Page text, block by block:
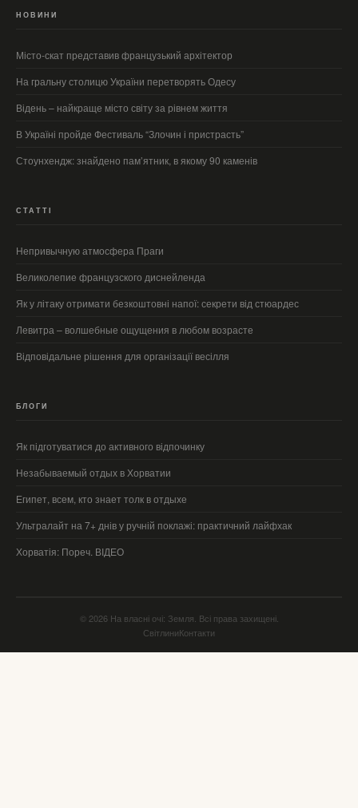
НОВИНИ
Місто-скат представив французький архітектор
На гральну столицю України перетворять Одесу
Відень – найкраще місто світу за рівнем життя
В Україні пройде Фестиваль “Злочин і пристрасть”
Стоунхендж: знайдено пам’ятник, в якому 90 каменів
СТАТТІ
Непривычную атмосфера Праги
Великолепие французского диснейленда
Як у літаку отримати безкоштовні напої: секрети від стюардес
Левитра – волшебные ощущения в любом возрасте
Відповідальне рішення для організації весілля
БЛОГИ
Як підготуватися до активного відпочинку
Незабываемый отдых в Хорватии
Египет, всем, кто знает толк в отдыхе
Ультралайт на 7+ днів у ручній поклажі: практичний лайфхак
Хорватія: Пореч. ВІДЕО
© 2026 На власні очі: Земля. Всі права захищені.
СвітлиниКонтакти